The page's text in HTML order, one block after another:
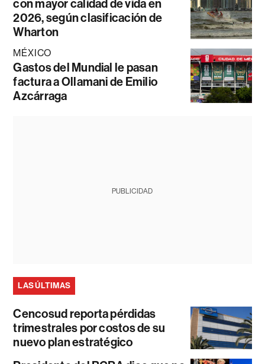
con mayor calidad de vida en
2026, según clasificación de
Wharton
MÉXICO
Gastos del Mundial le pasan
factura a Ollamani de Emilio
Azcárraga
PUBLICIDAD
LAS ÚLTIMAS
Cencosud reporta pérdidas
trimestrales por costos de su
nuevo plan estratégico